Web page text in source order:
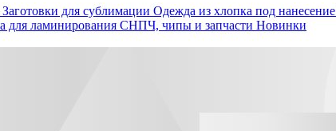
Заготовки для сублимации Одежда из хлопка под нанесение
для ламинирования СНПЧ, чипы и запчасти Новинки